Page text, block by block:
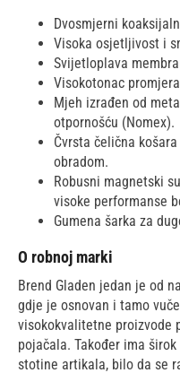
Dvosmjerni
Visoka osjetljivost i
Svijetloplava
Visokotonac
Mjeh izrađen od
otpornošću (Nomex).
Čvrsta čelična
obradom.
Robusni magnetski
visoke performanse
Gumena šarka za
O robnoj marki
Brend Gladen jedan je od
gdje je osnovan i tamo
visokokvalitetne proizvode
pojačala. Također ima
stotine artikala, bilo da se